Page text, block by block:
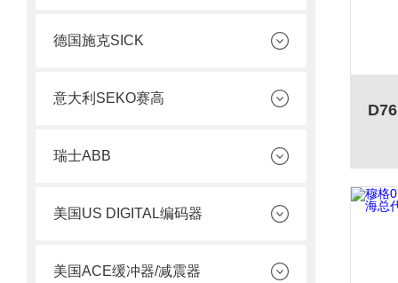
德国施克SICK
意大利SEKO赛高
瑞士ABB
美国US DIGITAL编码器
美国ACE缓冲器/减震器